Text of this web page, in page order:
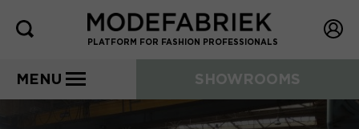
PLATFORM FOR FASHION PROFESSIONALS
MENU SHOWROOMS